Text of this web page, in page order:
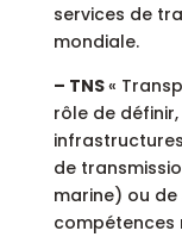
services de
mondiale.
– TNS«
rôle de
de
marine) ou
compétences